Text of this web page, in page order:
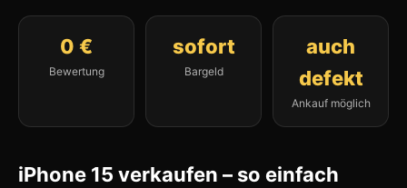
0 €
Bewertung
sofort
Bargeld
auch
defekt
Ankauf möglich
iPhone 15 verkaufen – so einfach